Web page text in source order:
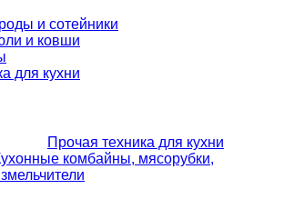
и сотейники
и ковши
для кухни
Прочая техника для кухни
комбайны, мясорубки,